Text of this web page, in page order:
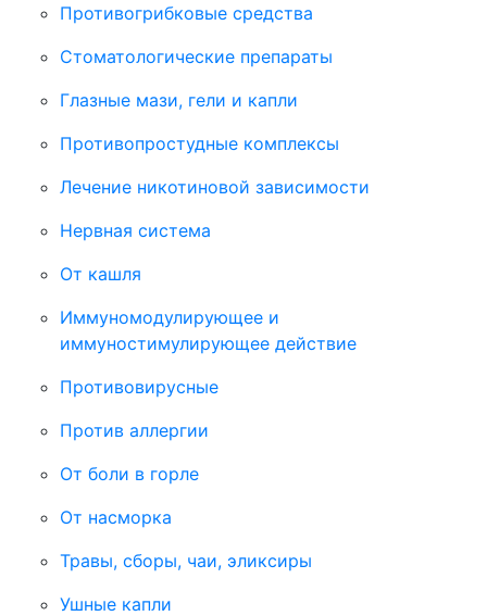
Противогрибковые средства
Стоматологические препараты
Глазные мази, гели и капли
Противопростудные комплексы
Лечение никотиновой зависимости
Нервная система
От кашля
Иммуномодулирующее и
иммуностимулирующее действие
Противовирусные
Против аллергии
От боли в горле
От насморка
Травы, сборы, чаи, эликсиры
Ушные капли